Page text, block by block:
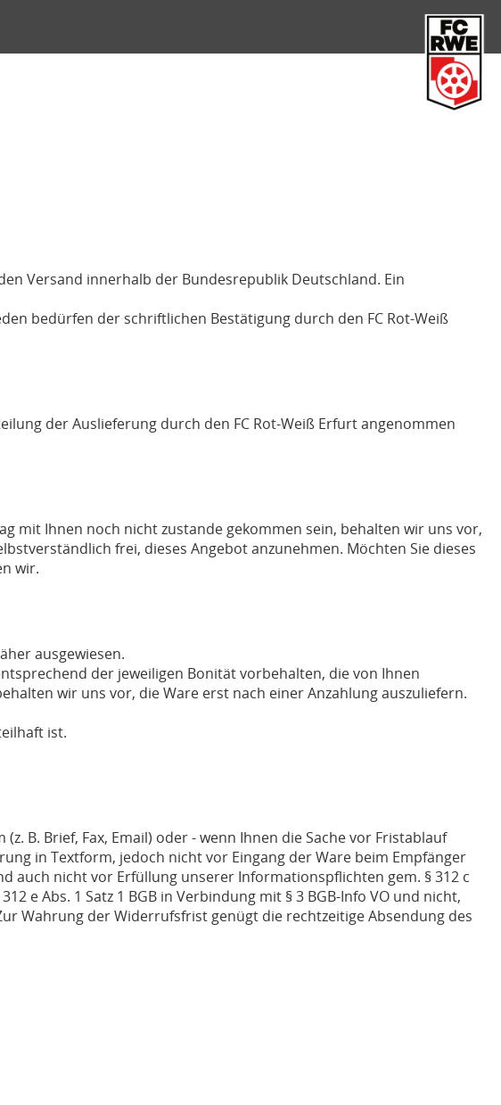
Versand innerhalb der Bundesrepublik Deutschland. Ein
bedürfen der schriftlichen Bestätigung durch den FC Rot-Weiß
der Auslieferung durch den FC Rot-Weiß Erfurt angenommen
mit Ihnen noch nicht zustande gekommen sein, behalten wir uns vor,
frei, dieses Angebot anzunehmen. Möchten Sie dieses
wir.
ausgewiesen.
der jeweiligen Bonität vorbehalten, die von Ihnen
wir uns vor, die Ware erst nach einer Anzahlung auszuliefern.
ist.
B. Brief, Fax, Email) oder - wenn Ihnen die Sache vor Fristablauf
in Textform, jedoch nicht vor Eingang der Ware beim Empfänger
auch nicht vor Erfüllung unserer Informationspflichten gem. § 312 c
e Abs. 1 Satz 1 BGB in Verbindung mit § 3 BGB-Info VO und nicht,
Wahrung der Widerrufsfrist genügt die rechtzeitige Absendung des